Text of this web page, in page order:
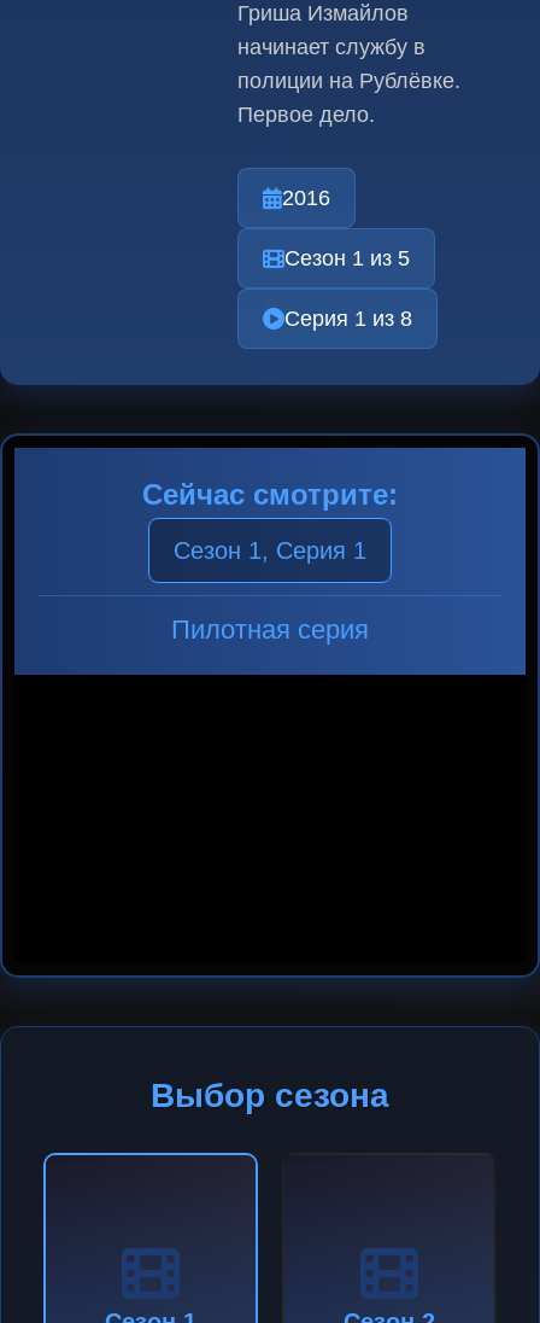
Гриша Измайлов
начинает службу в
полиции на Рублёвке.
Первое дело.
2016
Сезон 1 из 5
Серия 1 из 8
Сейчас смотрите:
Сезон 1, Серия 1
Пилотная серия
Выбор сезона